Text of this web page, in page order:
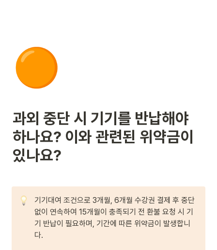
🟠
과외 중단 시 기기를 반납해야
하나요? 이와 관련된 위약금이
있나요?
기기대여 조건으로 3개월, 6개월 수강권 결제 후 중단
없이 연속하여 15개월이 충족되기 전 환불 요청 시 기
기 반납이 필요하며, 기간에 따른 위약금이 발생합니
다.